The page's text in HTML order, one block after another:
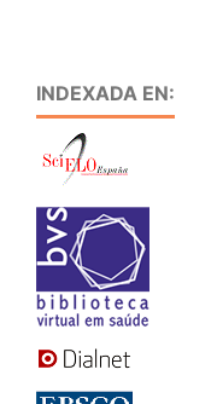
INDEXADA EN: